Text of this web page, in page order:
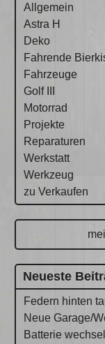
Allgemein
Astra H
Deko
Fahrende
Fahrzeuge
Golf III
Motorrad
Projekte
Reparaturen
Werkstatt
Werkzeug
zu Verkaufen
Neueste
Federn hinten
Neue Garage/
Batterie